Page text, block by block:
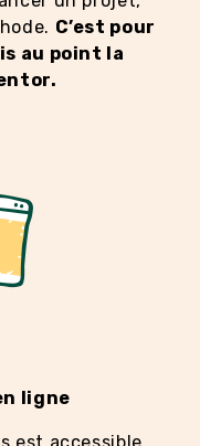
C’est pour
au point la
ligne